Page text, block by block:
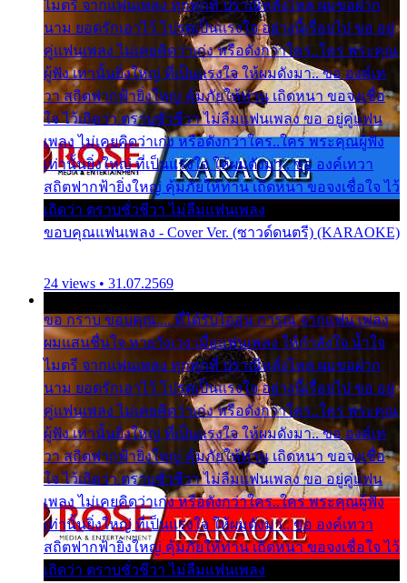
ไมตรี จากแฟนเพลง ทุกทุกที่ ปราณีหลั่งไหล ผมขอฝาก
นาม ยอดรักเอาไว้ โปรดเป็นแรงใจ อย่างนี้เรื่อยไป ขอ อยู่
คู่แฟนเพลง ไม่เคยคิดว่าเก่ง หรือดังกว่าใคร..ใคร พระคุณ
ผู้ฟัง เท่านั้นยิ่งใหญ่ ที่เป็นแรงใจ ให้ผมดังมา.. ขอ องค์เท
วา สถิตฟากฟ้ายิ่งใหญ่ คุ้มภัยให้ท่าน เถิดหนา ขอจงเชื่อ
ใจ ไว้เถิดว่า ตราบชั่วชีวา ไม่ลืมแฟนเพลง ขอ อยู่คู่แฟน
เพลง ไม่เคยคิดว่าเก่ง หรือดังกว่าใคร..ใคร พระคุณผู้ฟัง
เท่านั้นยิ่งใหญ่ ที่เป็นแรงใจ ให้ผมดังมา.. ขอ องค์เทวา
สถิตฟากฟ้ายิ่งใหญ่ คุ้มภัยให้ท่าน เถิดหนา ขอจงเชื่อใจ ไว้
เถิดว่า ตราบชั่วชีวา ไม่ลืมแฟนเพลง
ขอบคุณแฟนเพลง - Cover Ver. (ซาวด์ดนตรี) (KARAOKE)
24 views • 31.07.2569
ขอ กราบ ขอบคุณ.... ที่ได้รับไออุ่น การุณ จากแฟน เพลง
ผมแสนชื่นใจ หายวังเวง เมื่อแฟนเพลง ให้กำลังใจ น้ำใจ
ไมตรี จากแฟนเพลง ทุกทุกที่ ปราณีหลั่งไหล ผมขอฝาก
นาม ยอดรักเอาไว้ โปรดเป็นแรงใจ อย่างนี้เรื่อยไป ขอ อยู่
คู่แฟนเพลง ไม่เคยคิดว่าเก่ง หรือดังกว่าใคร..ใคร พระคุณ
ผู้ฟัง เท่านั้นยิ่งใหญ่ ที่เป็นแรงใจ ให้ผมดังมา.. ขอ องค์เท
วา สถิตฟากฟ้ายิ่งใหญ่ คุ้มภัยให้ท่าน เถิดหนา ขอจงเชื่อ
ใจ ไว้เถิดว่า ตราบชั่วชีวา ไม่ลืมแฟนเพลง ขอ อยู่คู่แฟน
เพลง ไม่เคยคิดว่าเก่ง หรือดังกว่าใคร..ใคร พระคุณผู้ฟัง
เท่านั้นยิ่งใหญ่ ที่เป็นแรงใจ ให้ผมดังมา.. ขอ องค์เทวา
สถิตฟากฟ้ายิ่งใหญ่ คุ้มภัยให้ท่าน เถิดหนา ขอจงเชื่อใจ ไว้
เถิดว่า ตราบชั่วชีวา ไม่ลืมแฟนเพลง